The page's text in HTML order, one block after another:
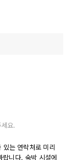
요.
는 연락처로 미리
니다. 숙박 시설에